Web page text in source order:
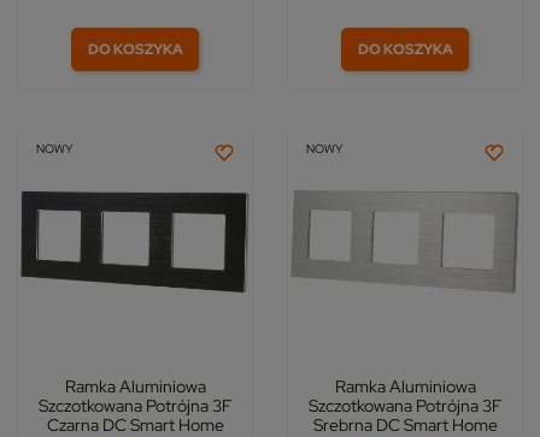
DO KOSZYKA DO KOSZYKA
NOWY
Ramka Aluminiowa
Szczotkowana Potrójna 3F
Czarna DC Smart Home
NOWY
Ramka Aluminiowa
Szczotkowana Potrójna 3F
Srebrna DC Smart Home